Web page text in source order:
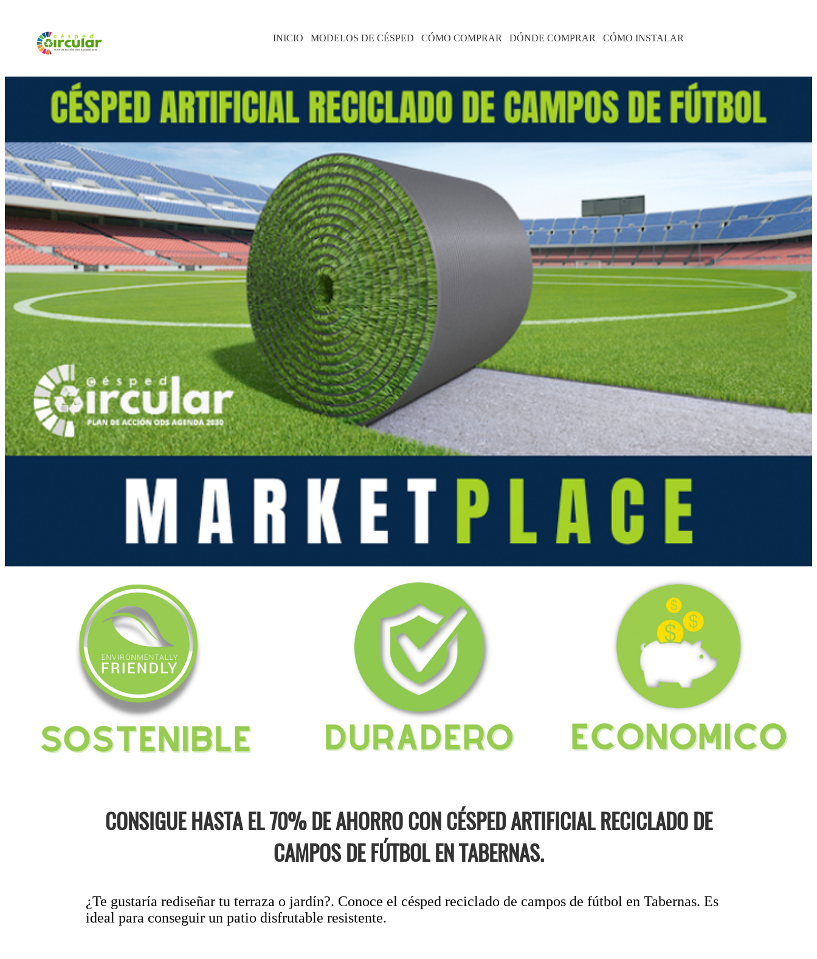
INICIO MODELOS DE CÉSPED CÓMO COMPRAR DÓNDE COMPRAR CÓMO INSTALAR
CONSIGUE HASTA EL 70% DE AHORRO CON CÉSPED ARTIFICIAL RECICLADO DE
CAMPOS DE FÚTBOL EN TABERNAS.
¿Te gustaría rediseñar tu terraza o jardín?. Conoce el césped reciclado de campos de fútbol en Tabernas. Es
ideal para conseguir un patio disfrutable resistente.